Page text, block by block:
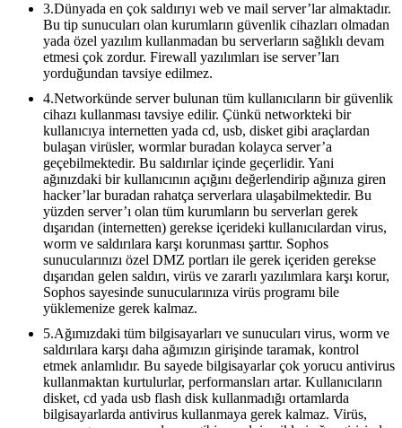
3.Dünyada en çok saldırıyı web ve mail server’lar almaktadır.
Bu tip sunucuları olan kurumların güvenlik cihazları olmadan
yada özel yazılım kullanmadan bu serverların sağlıklı devam
etmesi çok zordur. Firewall yazılımları ise server’ları
yorduğundan tavsiye edilmez.
4.Networkünde server bulunan tüm kullanıcıların bir güvenlik
cihazı kullanması tavsiye edilir. Çünkü networkteki bir
kullanıcıya internetten yada cd, usb, disket gibi araçlardan
bulaşan virüsler, wormlar buradan kolayca server’a
geçebilmektedir. Bu saldırılar içinde geçerlidir. Yani
ağınızdaki bir kullanıcının açığını değerlendirip ağınıza giren
hacker’lar buradan rahatça serverlara ulaşabilmektedir. Bu
yüzden server’ı olan tüm kurumların bu serverları gerek
dışarıdan (internetten) gerekse içerideki kullanıcılardan virus,
worm ve saldırılara karşı korunması şarttır. Sophos
sunucularınızı özel DMZ portları ile gerek içeriden gerekse
dışarıdan gelen saldırı, virüs ve zararlı yazılımlara karşı korur,
Sophos sayesinde sunucularınıza virüs programı bile
yüklemenize gerek kalmaz.
5.Ağımızdaki tüm bilgisayarları ve sunucuları virus, worm ve
saldırılara karşı daha ağımızın girişinde taramak, kontrol
etmek anlamlıdır. Bu sayede bilgisayarlar çok yorucu antivirus
kullanmaktan kurtulurlar, performansları artar. Kullanıcıların
disket, cd yada usb flash disk kullanmadığı ortamlarda
bilgisayarlarda antivirus kullanmaya gerek kalmaz. Virüs,